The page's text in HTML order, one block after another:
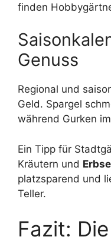
finden
Genuss
Regional und
Geld. Spargel
während Gurken
Ein Tipp für
Kräutern und
platzsparend und
Teller.
Fazit: